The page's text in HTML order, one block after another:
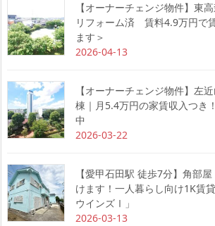
【オーナーチェンジ物件】東
リフォーム済 賃料4.9万円で
ます＞
2026-04-13
【オーナーチェンジ物件】左
棟｜月5.4万円の家賃収入つき
中
2026-03-22
【愛甲石田駅 徒歩7分】角部
けます！一人暮らし向け1K賃
ウインズⅠ」
2026-03-13